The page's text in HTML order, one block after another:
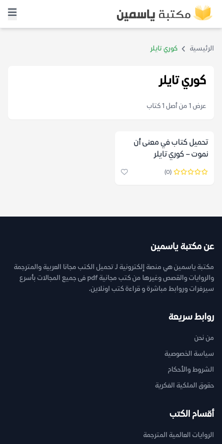
الرئيسية كوري تايلر
كوري تايلر
عرض 1 من أصل 1 كتاب
تحميل كتاب في معنى أن
نموت – كوري تايلر
(0)
عن مكتبة ياسمين
مكتبة ياسمين هي منصة إلكترونية لـ تحميل الكتب مجانا العربية والمترجمة
والروايات والقصص وغيرها من كتب مجانية pdf فى جميع المجالات بأسرع
سيرفرات وروابط مباشرة و قراءة كتب اونلاين.
روابط سريعة
من نحن
سياسة الخصوصية
الشروط والأحكام
حقوق الملكية الفكرية
أقسام الكتب
الروايات العالمية المترجمة